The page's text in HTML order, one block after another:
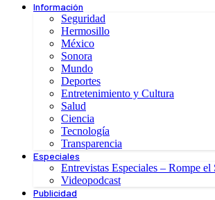
Información
Seguridad
Hermosillo
México
Sonora
Mundo
Deportes
Entretenimiento y Cultura
Salud
Ciencia
Tecnología
Transparencia
Especiales
Entrevistas Especiales – Rompe el
Videopodcast
Publicidad